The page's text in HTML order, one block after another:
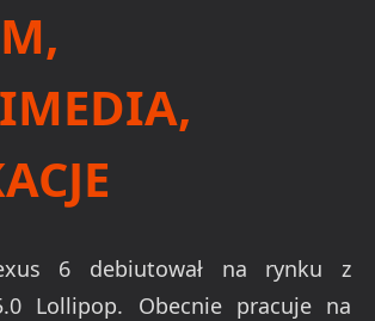
6 debiutował na rynku z
Lollipop. Obecnie pracuje na